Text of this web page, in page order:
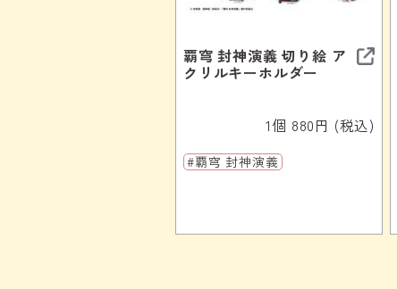
覇穹 封神演義 切り絵 ア
クリルキーホルダー
1個 880円 (税込)
#覇穹 封神演義